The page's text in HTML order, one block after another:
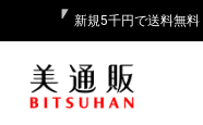
新規5千円で送料無料